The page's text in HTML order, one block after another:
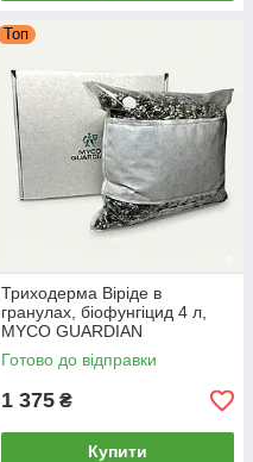
Топ
Триходерма Віріде в
гранулах, біофунгіцид 4 л,
MYCO GUARDIAN
Готово до відправки
1 375 ₴
Купити